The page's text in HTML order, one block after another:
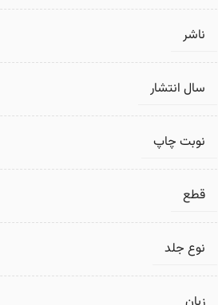
ناشر
سال انتشار
نوبت چاپ
قطع
نوع جلد